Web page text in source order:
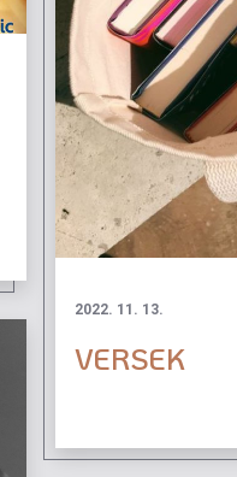
2022. 11. 13.
VERSEK